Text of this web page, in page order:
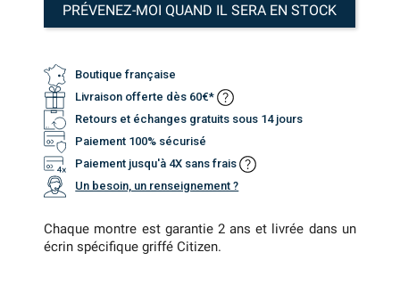
PRÉVENEZ-MOI QUAND IL SERA EN STOCK
Boutique française
Livraison offerte dès 60€*
Retours et échanges gratuits sous 14 jours
Paiement 100% sécurisé
Paiement jusqu'à 4X sans frais
Un besoin, un renseignement ?
Chaque montre est garantie 2 ans et livrée dans un
écrin spécifique griffé Citizen.